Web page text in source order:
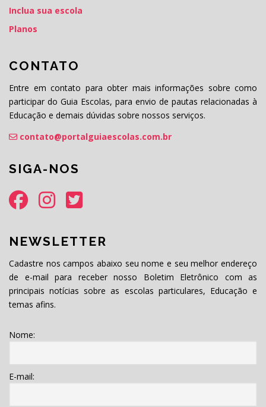
Inclua sua escola
Planos
CONTATO
Entre em contato para obter mais informações sobre como
participar do Guia Escolas, para envio de pautas relacionadas à
Educação e demais dúvidas sobre nossos serviços.
contato@portalguiaescolas.com.br
SIGA-NOS
NEWSLETTER
Cadastre nos campos abaixo seu nome e seu melhor endereço
de e-mail para receber nosso Boletim Eletrônico com as
principais notícias sobre as escolas particulares, Educação e
temas afins.
Nome:
E-mail: